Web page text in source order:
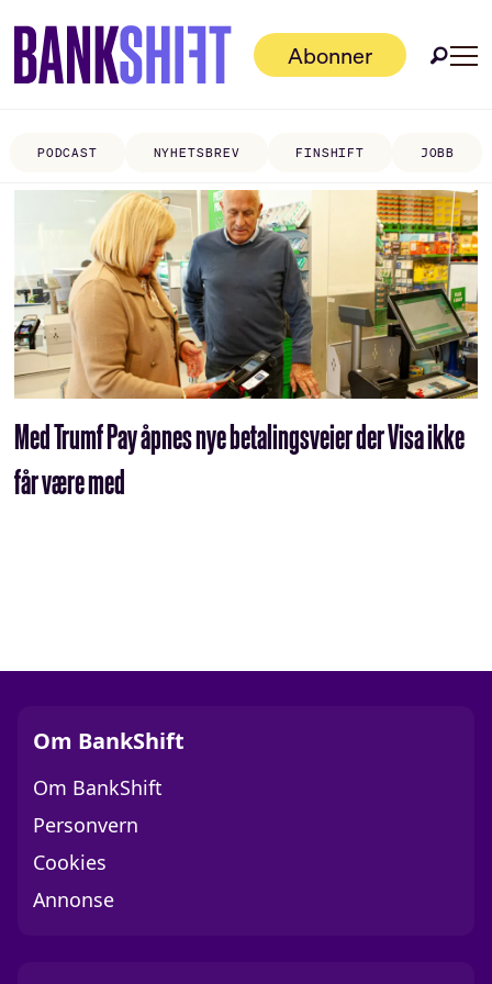
Abonner
PODCAST NYHETSBREV FINSHIFT JOBB
Tag:
anders
høye
Med Trumf Pay åpnes nye betalings­veier der Visa ikke
får være med
Om BankShift
Om BankShift
Personvern
Cookies
Annonse